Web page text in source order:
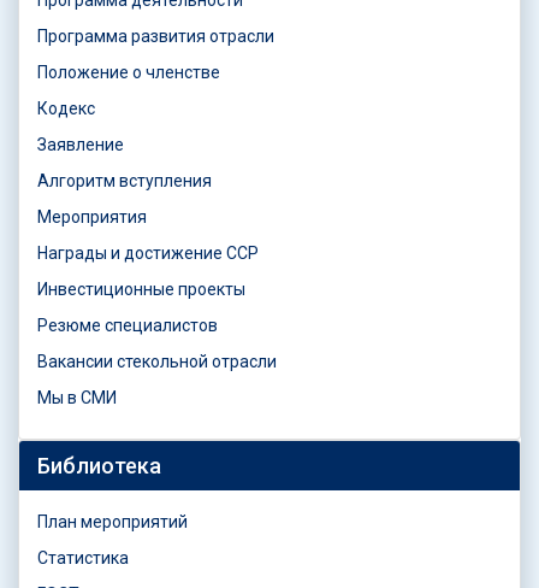
Программа развития отрасли
Положение о членстве
Кодекс
Заявление
Алгоритм вступления
Мероприятия
Награды и достижение ССР
Инвестиционные проекты
Резюме специалистов
Вакансии стекольной отрасли
Мы в СМИ
Библиотека
План мероприятий
Статистика